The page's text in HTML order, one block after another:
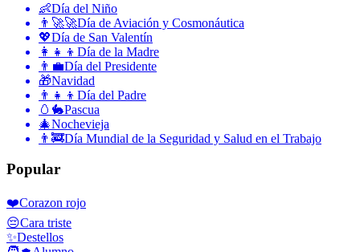
👶Día del Niño
👨‍🚀🚀Día de Aviación y Cosmonáutica
💖Día de San Valentín
👩‍👧‍👦 Día de la Madre
👨‍💼Día del Presidente
🎁Navidad
👨‍👧‍👦 Día del Padre
🥚🐇Pascua
🎄Nochevieja
👨‍🚒Día Mundial de la Seguridad y Salud en el Trabajo
Popular
❤️Corazon rojo
😔Cara triste
✨Destellos